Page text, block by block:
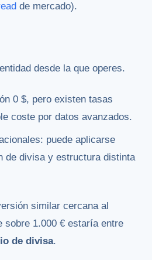
de mercado).
desde la que operes.
0 $, pero existen tasas
coste por datos avanzados.
puede aplicarse
de divisa y estructura distinta
similar cercana al
sobre 1.000 € estaría entre
de divisa.